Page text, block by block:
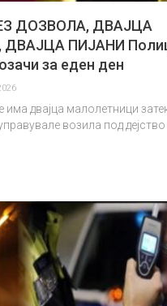
ДОЗВОЛА, ДВАЈЦА
ПИЈАНИ
за еден ден
има двајца малолетници
возила под дејство